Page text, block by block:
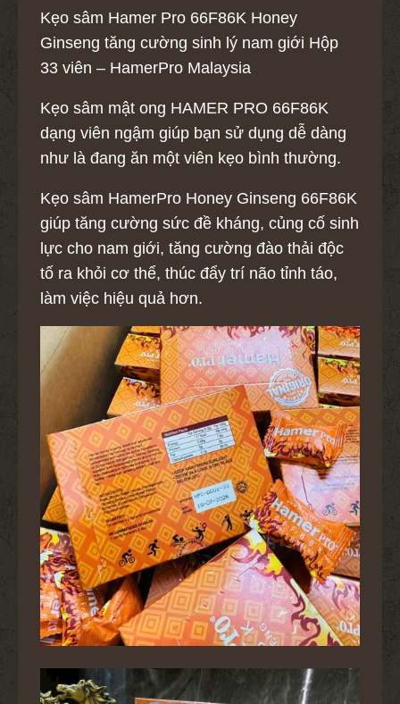
Kẹo sâm Hamer Pro 66F86K Honey
Ginseng tăng cường sinh lý nam giới Hộp
33 viên – HamerPro Malaysia
Kẹo sâm mật ong HAMER PRO 66F86K
dạng viên ngậm giúp bạn sử dụng dễ dàng
như là đang ăn một viên kẹo bình thường.
Kẹo sâm HamerPro Honey Ginseng 66F86K
giúp tăng cường sức đề kháng, củng cố sinh
lực cho nam giới, tăng cường đào thải độc
tố ra khỏi cơ thể, thúc đẩy trí não tỉnh táo,
làm việc hiệu quả hơn.